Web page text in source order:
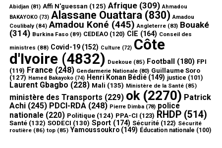
Abidjan (81) Affi N'guessan (125) Afrique(309) Ahmadou
BAKAYOKO(73) Alassane Ouattara(830) Amadou
Coulibaly(84) Amadou Koné (445) Angleterre(83) Bouaké
(314) Burkina Faso(89) CEDEAO(120) CIE (164) Conseil des
ministres (88) Covid-19(152) Culture (72) Côte
d'Ivoire(4832) Duekoue(85) Football (180) FPI
(119) France (248) Gendarmerie Nationale(80) Guillaume Soro
(127) Hamed Bakayoko(74) Henri Konan Bédié(149) justice (101)
Laurent Gbagbo (228) Mali (135) Ministère de la Santé(85)
ministère des Transports (229) ok(2270) Patrick
Achi(245) PDCI-RDA(248) Pierre Dimba(78) police
nationale(220) Politique(124) PPA-CI (123) RHDP(514)
Santé(132) SODECI (130) Sport(174) Sécurité(122) Sécurité
routière(86) top(85) Yamoussoukro(149) Éducation nationale (100)